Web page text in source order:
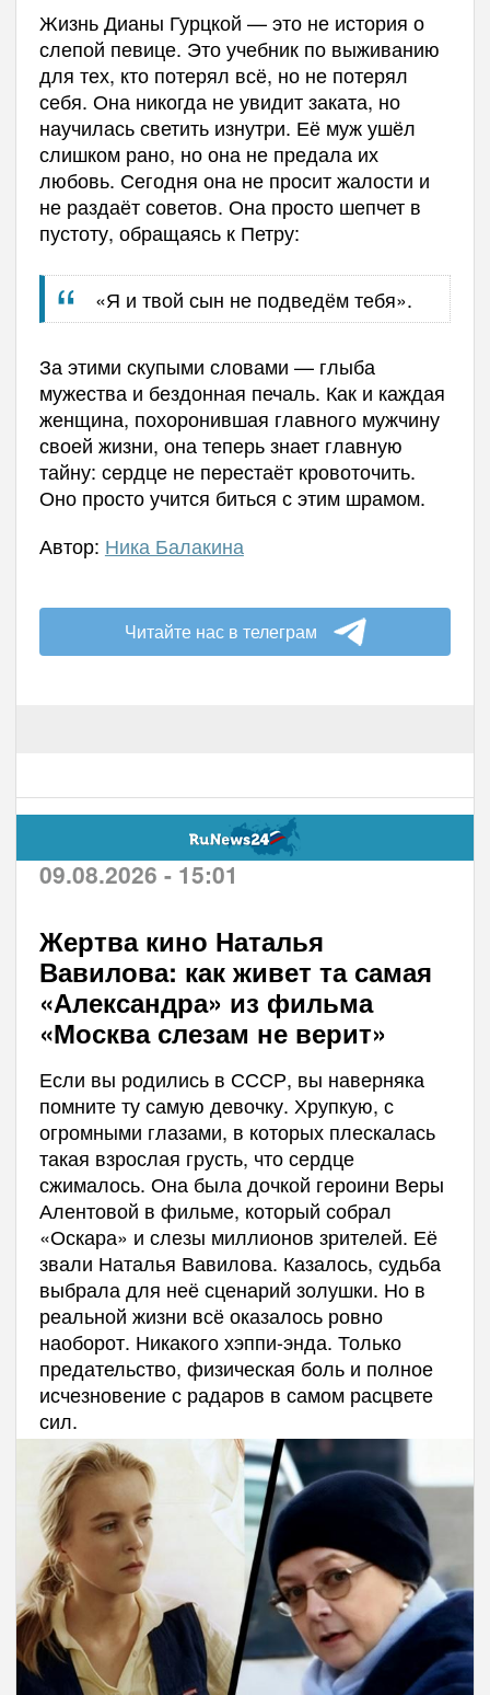
Жизнь Дианы Гурцкой — это не история о
слепой певице. Это учебник по выживанию
для тех, кто потерял всё, но не потерял
себя. Она никогда не увидит заката, но
научилась светить изнутри. Её муж ушёл
слишком рано, но она не предала их
любовь. Сегодня она не просит жалости и
не раздаёт советов. Она просто шепчет в
пустоту, обращаясь к Петру:
«Я и твой сын не подведём тебя».
За этими скупыми словами — глыба
мужества и бездонная печаль. Как и каждая
женщина, похоронившая главного мужчину
своей жизни, она теперь знает главную
тайну: сердце не перестаёт кровоточить.
Оно просто учится биться с этим шрамом.
Автор: Ника Балакина
Читайте нас в телеграм
09.08.2026 - 15:01
Жертва кино Наталья
Вавилова: как живет та самая
«Александра» из фильма
«Москва слезам не верит»
Если вы родились в СССР, вы наверняка
помните ту самую девочку. Хрупкую, с
огромными глазами, в которых плескалась
такая взрослая грусть, что сердце
сжималось. Она была дочкой героини Веры
Алентовой в фильме, который собрал
«Оскара» и слезы миллионов зрителей. Её
звали Наталья Вавилова. Казалось, судьба
выбрала для неё сценарий золушки. Но в
реальной жизни всё оказалось ровно
наоборот. Никакого хэппи-энда. Только
предательство, физическая боль и полное
исчезновение с радаров в самом расцвете
сил.